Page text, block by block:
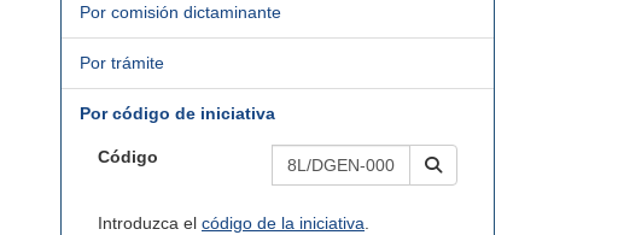
Por comisión dictaminante
Por trámite
Por código de iniciativa
Código
Introduzca el código de la iniciativa.